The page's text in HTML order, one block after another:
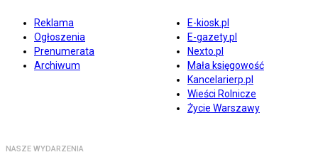
Reklama
Ogłoszenia
Prenumerata
Archiwum
E-kiosk.pl
E-gazety.pl
Nexto.pl
Mała księgowość
Kancelarierp.pl
Wieści Rolnicze
Życie Warszawy
NASZE WYDARZENIA